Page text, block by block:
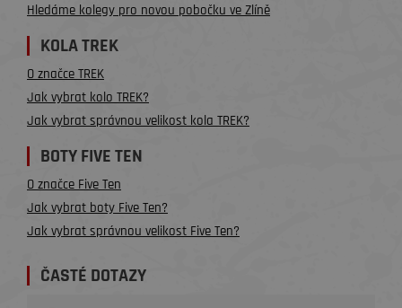
Hledáme kolegy pro novou pobočku ve Zlíně
KOLA TREK
O značce TREK
Jak vybrat kolo TREK?
Jak vybrat správnou velikost kola TREK?
BOTY FIVE TEN
O značce Five Ten
Jak vybrat boty Five Ten?
Jak vybrat správnou velikost Five Ten?
ČASTÉ DOTAZY